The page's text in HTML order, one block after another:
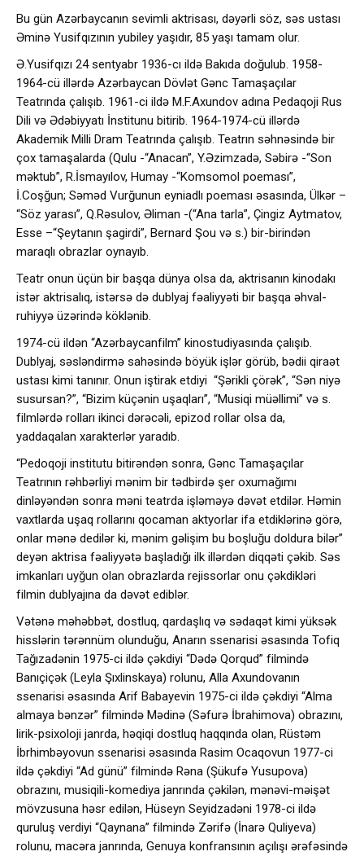
Bu gün Azərbaycanın sevimli aktrisası, dəyərli söz, səs ustası
Əminə Yusifqızının yubiley yaşıdır, 85 yaşı tamam olur.
Ə.Yusifqızı 24 sentyabr 1936-cı ildə Bakıda doğulub. 1958-
1964-cü illərdə Azərbaycan Dövlət Gənc Tamaşaçılar
Teatrında çalışıb. 1961-ci ildə M.F.Axundov adına Pedaqoji Rus
Dili və Ədəbiyyatı İnstitunu bitirib. 1964-1974-cü illərdə
Akademik Milli Dram Teatrında çalışıb. Teatrın səhnəsində bir
çox tamaşalarda (Qulu -“Anacan”, Y.Əzimzadə, Səbirə -“Son
məktub”, R.İsmayılov, Humay -“Komsomol poeması”,
İ.Coşğun; Səməd Vurğunun eyniadlı poeması əsasında, Ülkər –
“Söz yarası”, Q.Rəsulov, Əliman -(“Ana tarla”, Çingiz Aytmatov,
Esse –“Şeytanın şagirdi”, Bernard Şou və s.) bir-birindən
maraqlı obrazlar oynayıb.
Teatr onun üçün bir başqa dünya olsa da, aktrisanın kinodakı
istər aktrisalıq, istərsə də dublyaj fəaliyyəti bir başqa əhval-
ruhiyyə üzərində köklənib.
1974-cü ildən “Azərbaycanfilm” kinostudiyasında çalışıb.
Dublyaj, səsləndirmə sahəsində böyük işlər görüb, bədii qiraət
ustası kimi tanınır. Onun iştirak etdiyi “Şərikli çörək”, “Sən niyə
susursan?”, “Bizim küçənin uşaqları”, “Musiqi müəllimi” və s.
filmlərdə rolları ikinci dərəcəli, epizod rollar olsa da,
yaddaqalan xarakterlər yaradıb.
“Pedoqoji institutu bitirəndən sonra, Gənc Tamaşaçılar
Teatrının rəhbərliyi mənim bir tədbirdə şer oxumağımı
dinləyəndən sonra məni teatrda işləməyə dəvət etdilər. Həmin
vaxtlarda uşaq rollarını qocaman aktyorlar ifa etdiklərinə görə,
onlar mənə dedilər ki, mənim gəlişim bu boşluğu doldura bilər”
deyən aktrisa fəaliyyətə başladığı ilk illərdən diqqəti çəkib. Səs
imkanları uyğun olan obrazlarda rejissorlar onu çəkdikləri
filmin dublyajına da dəvət ediblər.
Vətənə məhəbbət, dostluq, qardaşlıq və sədaqət kimi yüksək
hisslərin tərənnüm olunduğu, Anarın ssenarisi əsasında Tofiq
Tağızadənin 1975-ci ildə çəkdiyi “Dədə Qorqud” filmində
Banıçiçək (Leyla Şıxlinskaya) rolunu, Alla Axundovanın
ssenarisi əsasında Arif Babayevin 1975-ci ildə çəkdiyi “Alma
almaya bənzər” filmində Mədinə (Səfurə İbrahimova) obrazını,
lirik-psixoloji janrda, həqiqi dostluq haqqında olan, Rüstəm
İbrhimbəyovun ssenarisi əsasında Rasim Ocaqovun 1977-ci
ildə çəkdiyi “Ad günü” filmində Rəna (Şükufə Yusupova)
obrazını, musiqili-komediya janrında çəkilən, mənəvi-məişət
mövzusuna həsr edilən, Hüseyn Seyidzadəni 1978-ci ildə
quruluş verdiyi “Qaynana” filmində Zərifə (İnarə Quliyeva)
rolunu, macəra janrında, Genuya konfransının açılışı ərəfəsində